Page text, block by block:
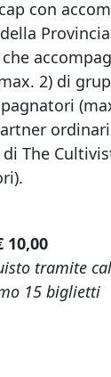
con
2) di
ordinari
The
10,00
tramite
15 biglietti